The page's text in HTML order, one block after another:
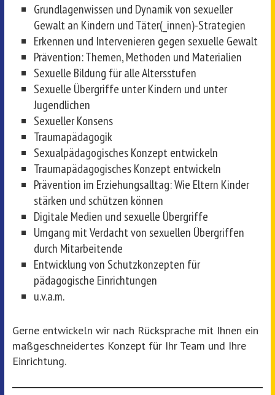
Grundlagenwissen und Dynamik von sexueller
Gewalt an Kindern und Täter(_innen)-Strategien
Erkennen und Intervenieren gegen sexuelle Gewalt
Prävention: Themen, Methoden und Materialien
Sexuelle Bildung für alle Altersstufen
Sexuelle Übergriffe unter Kindern und unter
Jugendlichen
Sexueller Konsens
Traumapädagogik
Sexualpädagogisches Konzept entwickeln
Traumapädagogisches Konzept entwickeln
Prävention im Erziehungsalltag: Wie Eltern Kinder
stärken und schützen können
Digitale Medien und sexuelle Übergriffe
Umgang mit Verdacht von sexuellen Übergriffen
durch Mitarbeitende
Entwicklung von Schutzkonzepten für
pädagogische Einrichtungen
u.v.a.m.
Gerne entwickeln wir nach Rücksprache mit Ihnen ein
maßgeschneidertes Konzept für Ihr Team und Ihre
Einrichtung.